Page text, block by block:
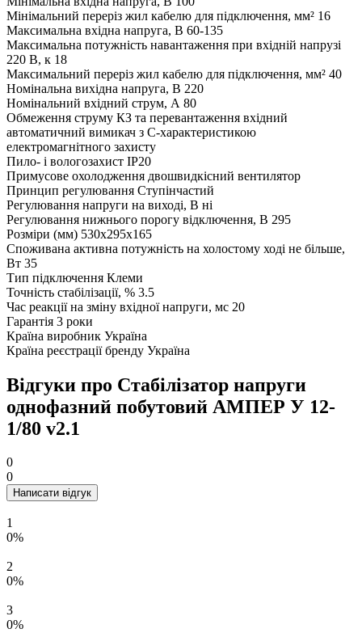
Мінімальний переріз жил кабелю для підключення, мм² 16
Максимальна вхідна напруга, В 60-135
Максимальна потужність навантаження при вхідній напрузі
220 В, к 18
Максимальний переріз жил кабелю для підключення, мм² 40
Номінальна вихідна напруга, В 220
Номінальний вхідний струм, А 80
Обмеження струму КЗ та перевантаження вхідний
автоматичний вимикач з С-характеристикою
електромагнітного захисту
Пило- і вологозахист IP20
Примусове охолодження двошвидкісний вентилятор
Принцип регулювання Ступінчастий
Регулювання напруги на виході, В ні
Регулювання нижнього порогу відключення, В 295
Розміри (мм) 530x295x165
Споживана активна потужність на холостому ході не більше,
Вт 35
Тип підключення Клеми
Точність стабілізації, % 3.5
Час реакції на зміну вхідної напруги, мс 20
Гарантія 3 роки
Країна виробник Україна
Країна реєстрації бренду Україна
Відгуки про Стабілізатор напруги
однофазний побутовий АМПЕР У 12-
1/80 v2.1
0
0
Написати відгук
1
0%
2
0%
3
0%